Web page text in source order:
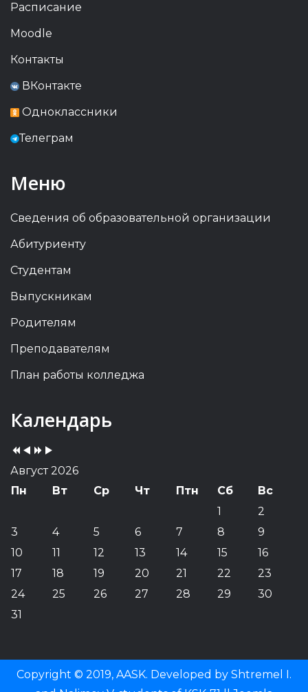
Расписание
Moodle
Контакты
ВКонтакте
Одноклассники
Телеграм
Меню
Сведения об образовательной организации
Абитуриенту
Студентам
Выпускникам
Родителям
Преподавателям
План работы колледжа
Календарь
Previous
Year
Previous
Month
YearMonth
Август 2026
Пн
Вт Ср Чт Птн Сб
Вс
1
2
3
4 5 6 7 8
9
10
11 12 13 14 15
16
17
18 19 20 21 22
23
24
25 26 27 28 29
30
31
Copyright © 2019, AASK. Developed by Shtremel I.